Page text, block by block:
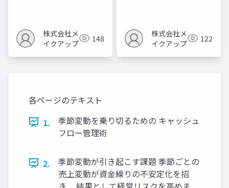
株式会社メ
イクアップ
148
株式会社メ
イクアップ
122
各ページのテキスト
1.
季節変動を乗り切るための キャッシュ
フロー管理術
2.
季節変動が引き起こす課題 季節ごとの
売上変動が資金繰りの不安定化を招